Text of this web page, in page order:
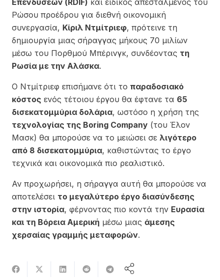
Ρώσου προέδρου για διεθνή οικονομική
συνεργασία, Κίριλ Ντμίτριεφ, πρότεινε τη
δημιουργία μιας σήραγγας μήκους 70 μιλίων
μέσω του Πορθμού Μπέρινγκ, συνδέοντας τη
Ρωσία με την Αλάσκα.
Ο Ντμίτριεφ επισήμανε ότι το παραδοσιακό
κόστος ενός τέτοιου έργου θα έφτανε τα 65
δισεκατομμύρια δολάρια, ωστόσο η χρήση της
τεχνολογίας της Boring Company (του Έλον
Μασκ) θα μπορούσε να το μειώσει σε λιγότερο
από 8 δισεκατομμύρια, καθιστώντας το έργο
τεχνικά και οικονομικά πιο ρεαλιστικό.
Αν προχωρήσει, η σήραγγα αυτή θα μπορούσε να
αποτελέσει το μεγαλύτερο έργο διασύνδεσης
στην ιστορία, φέρνοντας πιο κοντά την Ευρασία
και τη Βόρεια Αμερική μέσω μιας άμεσης
χερσαίας γραμμής μεταφορών.